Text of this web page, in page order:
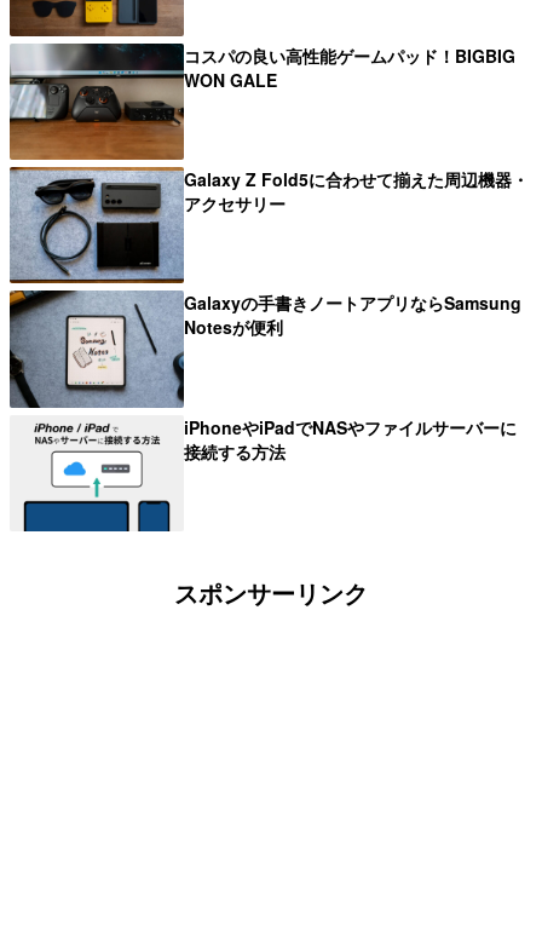
コスパの良い高性能ゲームパッド！BIGBIG
WON GALE
Galaxy Z Fold5に合わせて揃えた周辺機器・
アクセサリー
Galaxyの手書きノートアプリならSamsung
Notesが便利
iPhoneやiPadでNASやファイルサーバーに
接続する方法
スポンサーリンク